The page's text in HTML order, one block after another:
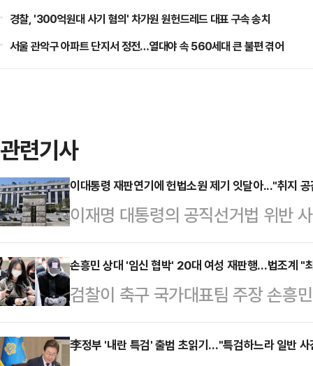
경찰, '300억원대 사기 혐의' 차가원 원헌드레드 대표 구속 송치
서울 관악구 아파트 단지서 정전…열대야 속 560세대 큰 불편 겪어
관련기사
이대통령 재판연기에 헌법소원 제기 잇달아..."취지
이재명 대통령의 공직선거법 위반
통령의 불소추특권을 규정한 헌법
과 관련해 헌법소원이 잇달아 제기
만 실제 인용 가능성은 작게 보는
재)에 따르면 지난 9일~10일 사이
과는 직접적인 관련이 없는 일반인
손흥민 상대 '임신 협박' 20대 여성 재판행…법조계 "
검찰이 축구 국가대표팀 주장 손흥
어내려 한 20대 여성 양모씨와 공
에 넘겼다. 법조계에서는 ▲양씨가
李정부 '내란 특검' 출범 초읽기…"특검하느라 일반